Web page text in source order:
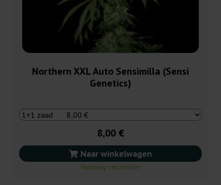
Northern XXL Auto Sensimilla (Sensi
Genetics)
8,00 €
Naar winkelwagen
Vandaag verzonden